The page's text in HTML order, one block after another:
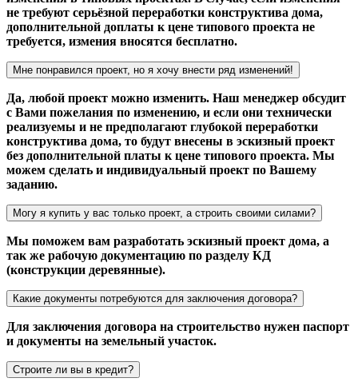
не требуют серьёзной переработки конструктива дома,
дополнительной доплаты к цене типового проекта не
требуется, измения вносятся бесплатно.
Мне понравился проект, но я хочу внести ряд изменений!
Да, любой проект можно изменить. Наш менеджер обсудит
с Вами пожелания по изменению, и если они технически
реализуемы и не предполагают глубокой переработки
конструктива дома, то будут внесены в эскизный проект
без дополнительной платы к цене типового проекта. Мы
можем сделать и индивидуальный проект по Вашему
заданию.
Могу я купить у вас только проект, а строить своими силами?
Мы поможем вам разработать эскизный проект дома, а
так же рабочую документацию по разделу КД
(конструкции деревянные).
Какие документы потребуются для заключения договора?
Для заключения договора на строительство нужен паспорт
и документы на земельный участок.
Строите ли вы в кредит?